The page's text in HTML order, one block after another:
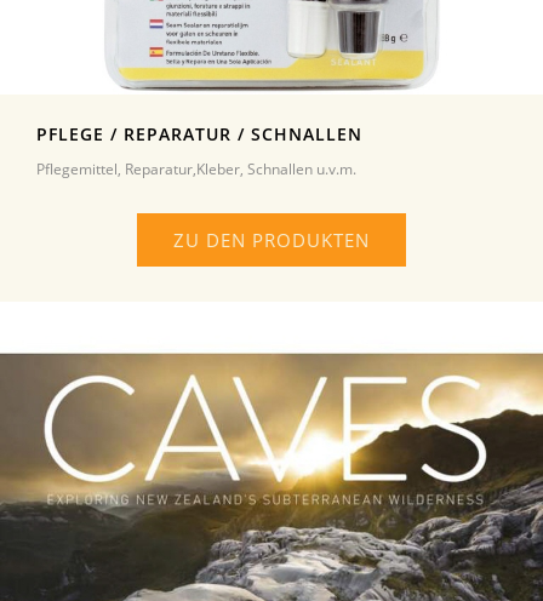
PFLEGE / REPARATUR / SCHNALLEN
Pflegemittel, Reparatur,Kleber, Schnallen u.v.m.
ZU DEN PRODUKTEN